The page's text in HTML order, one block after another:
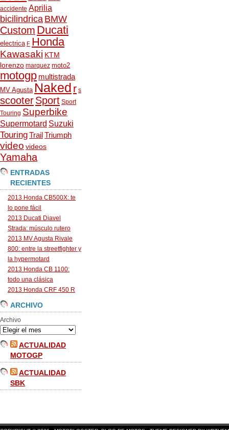
accidente Aprilia
bicilindrica BMW
Custom Ducati
electrica F Honda
Kawasaki KTM
lorenzo marquez moto2
motogp multistrada
MV Agusta Naked r s
scooterSport Sport
Touring Superbike
Supermotard Suzuki
TouringTrailTriumph
video videos
Yamaha
ENTRADAS
RECIENTES
2013 Honda CB500X: te
lo pone fácil
2013 Ducati Diavel
Strada: músculo rutero
2013 MV Agusta Rivale
800: entre la streetfighter y
la hypermotard
2013 Honda CB 1100:
todo una clásica
2013 Honda CRF 450 R
ARCHIVO
Archivo
ACTUALIDAD
MOTOGP
ACTUALIDAD
SBK